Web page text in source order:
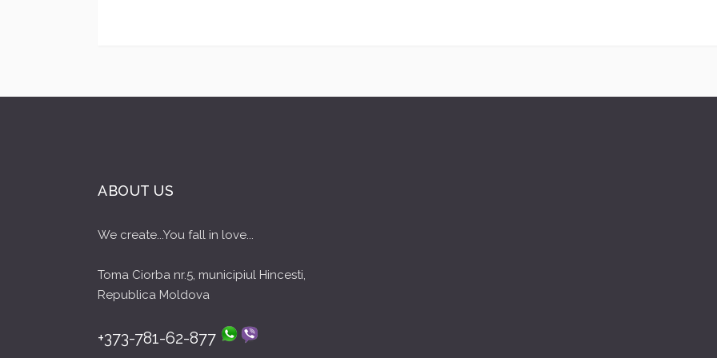
ABOUT US
We create...You fall in love...
Toma Ciorba nr.5, municipiul Hincesti,
Republica Moldova
+373-781-62-877